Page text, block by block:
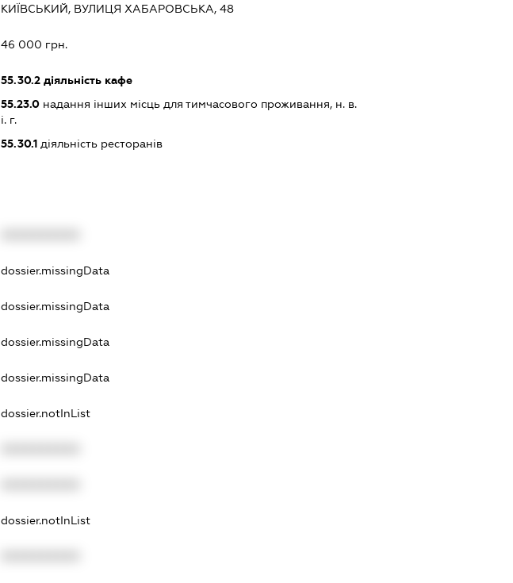
КИЇВСЬКИЙ, ВУЛИЦЯ ХАБАРОВСЬКА, 48
46 000 грн.
55.30.2діяльність кафе
55.23.0надання інших місць для тимчасового проживання, н. в.
і. г.
55.30.1діяльність ресторанів
dossier.missingData
dossier.missingData
dossier.missingData
dossier.missingData
dossier.notInList
dossier.notInList